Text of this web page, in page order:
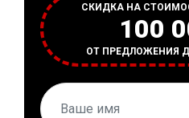
СКИДКА НА
100
ОТ ПРЕДЛОЖЕНИЯ